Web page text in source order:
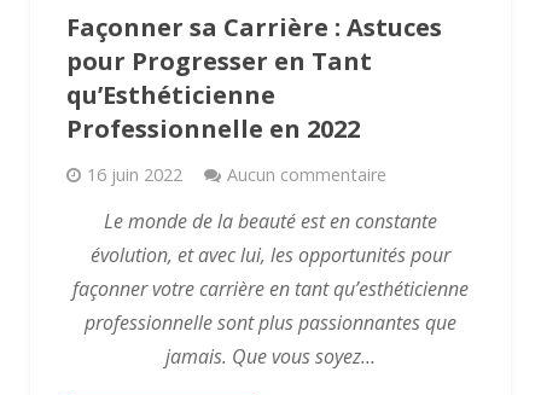
Façonner sa Carrière : Astuces
pour Progresser en Tant
qu’Esthéticienne
Professionnelle en 2022
16 juin 2022 Aucun commentaire
Le monde de la beauté est en constante
évolution, et avec lui, les opportunités pour
façonner votre carrière en tant qu’esthéticienne
professionnelle sont plus passionnantes que
jamais. Que vous soyez…